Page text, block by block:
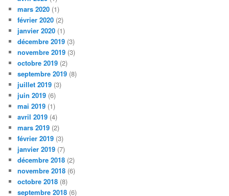
mars 2020 (1)
février 2020 (2)
janvier 2020 (1)
décembre 2019 (3)
novembre 2019 (3)
octobre 2019 (2)
septembre 2019 (8)
juillet 2019 (3)
juin 2019 (6)
mai 2019 (1)
avril 2019 (4)
mars 2019 (2)
février 2019 (3)
janvier 2019 (7)
décembre 2018 (2)
novembre 2018 (6)
octobre 2018 (8)
septembre 2018 (6)